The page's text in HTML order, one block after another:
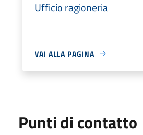
Ufficio ragioneria
VAI ALLA PAGINA
Punti di contatto